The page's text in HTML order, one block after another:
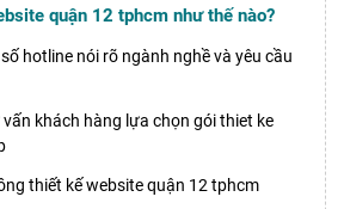
quận 12 tphcm như thế nào?
hotline nói rõ ngành nghề và yêu cầu
khách hàng lựa chọn gói thiet ke
thiết kế website quận 12 tphcm